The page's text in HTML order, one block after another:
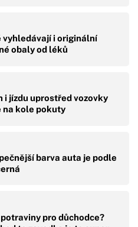
vyhledávají i originální
obaly od léků
i jízdu uprostřed vozovky
na kole pokuty
barva auta je podle
pro důchodce?